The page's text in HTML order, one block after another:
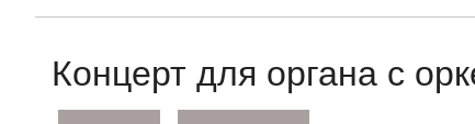
Концерт для органа с